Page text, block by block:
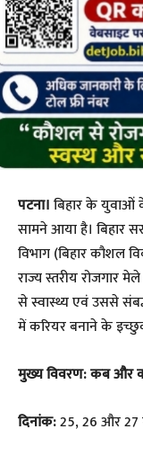
पटना।बिहार के युवाओं
सामने आया है। बिहार
विभाग (बिहार कौशल
राज्य स्तरीय रोजगार
से स्वास्थ्य एवं उससे
में करियर बनाने के
​मुख्य विवरण: कब और
दिनांक:25, 26 और 27